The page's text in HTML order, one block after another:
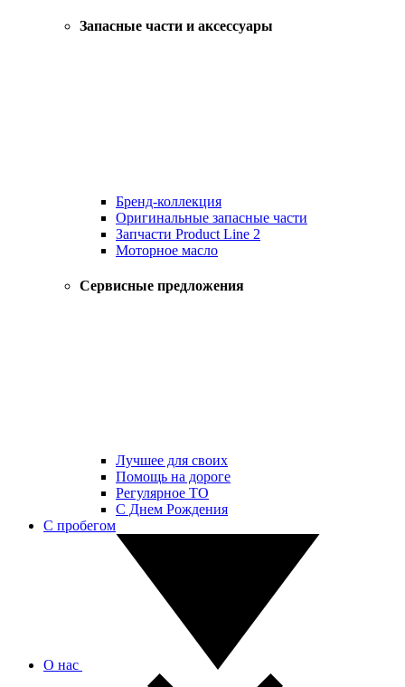
Запасные части и аксессуары
Бренд-коллекция
Оригинальные запасные части
Запчасти Product Line 2
Моторное масло
Сервисные предложения
Лучшее для своих
Помощь на дороге
Регулярное ТО
С Днем Рождения
С пробегом
О нас